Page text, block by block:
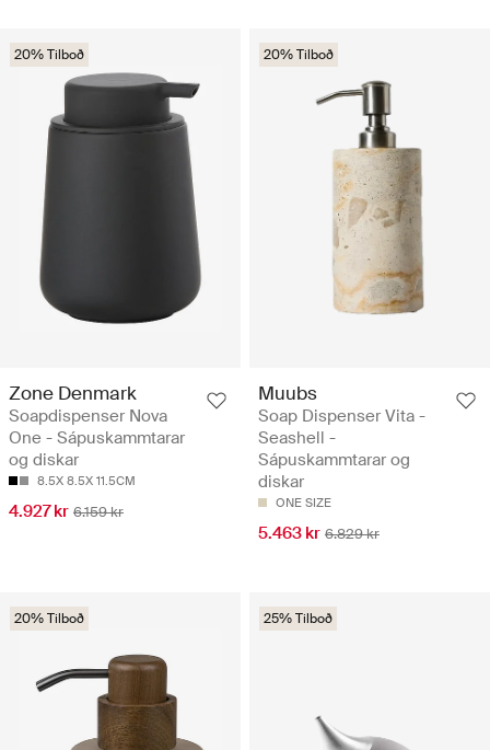
20% Tilboð
Zone Denmark
Soapdispenser Nova
One - Sápuskammtarar
og diskar
8.5X 8.5X 11.5CM
4.927 kr 6.159 kr
20% Tilboð
Muubs
Soap Dispenser Vita -
Seashell -
Sápuskammtarar og
diskar
ONE SIZE
5.463 kr 6.829 kr
20% Tilboð 25% Tilboð